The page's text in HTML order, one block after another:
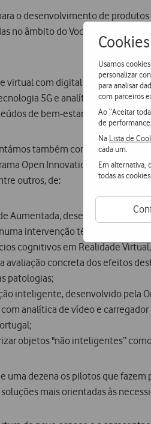
Cookies
Usamos
personalizar
para analisar
com parceiros
Ao “Aceitar
de
Na Lista de
cada um.
Em alternativa,
todas as
o desenvolvimento de
no âmbito do Vodafone Boost
virtual com digital twin criada
5G e analítica de vídeo e
de bem-estar, desenhada
também com a presença
Open Innovation, criado no
outros, de:
Aumentada, desenvolvida pela
intervenção técnica real, em
cognitivos em Realidade
avaliação concreta dos efeitos
patologias;
inteligente, desenvolvido pela
analítica de vídeo e
objetos "não inteligentes”
uma dezena os pilotos que
mais orientadas às